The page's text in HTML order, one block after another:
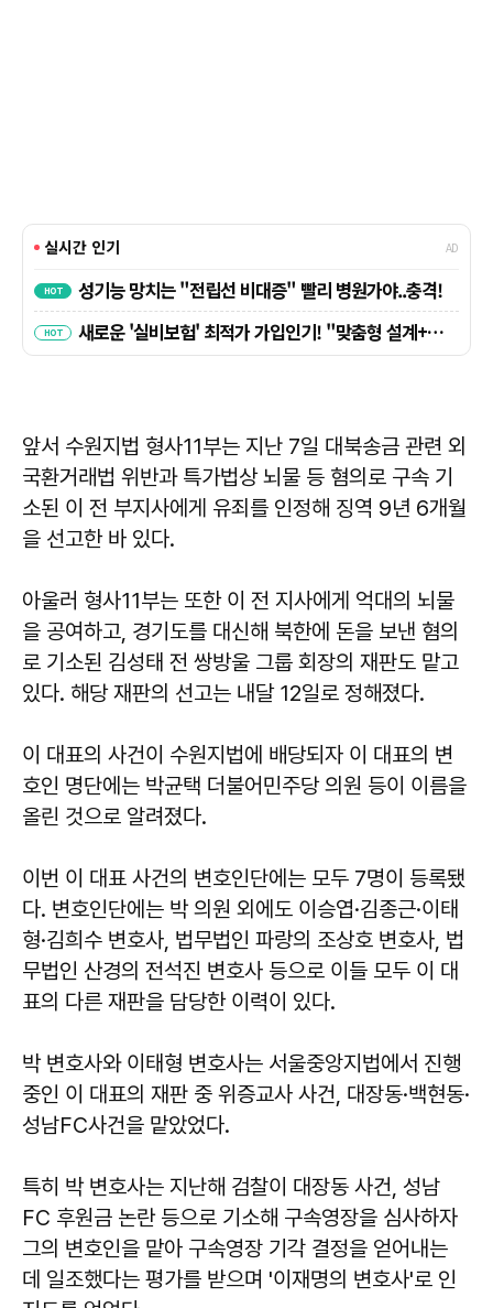
앞서 수원지법 형사11부는 지난 7일 대북송금 관련 외
국환거래법 위반과 특가법상 뇌물 등 혐의로 구속 기
소된 이 전 부지사에게 유죄를 인정해 징역 9년 6개월
을 선고한 바 있다.
아울러 형사11부는 또한 이 전 지사에게 억대의 뇌물
을 공여하고, 경기도를 대신해 북한에 돈을 보낸 혐의
로 기소된 김성태 전 쌍방울 그룹 회장의 재판도 맡고
있다. 해당 재판의 선고는 내달 12일로 정해졌다.
이 대표의 사건이 수원지법에 배당되자 이 대표의 변
호인 명단에는 박균택 더불어민주당 의원 등이 이름을
올린 것으로 알려졌다.
이번 이 대표 사건의 변호인단에는 모두 7명이 등록됐
다. 변호인단에는 박 의원 외에도 이승엽·김종근·이태
형·김희수 변호사, 법무법인 파랑의 조상호 변호사, 법
무법인 산경의 전석진 변호사 등으로 이들 모두 이 대
표의 다른 재판을 담당한 이력이 있다.
박 변호사와 이태형 변호사는 서울중앙지법에서 진행
중인 이 대표의 재판 중 위증교사 사건, 대장동·백현동·
성남FC사건을 맡았었다.
특히 박 변호사는 지난해 검찰이 대장동 사건, 성남
FC 후원금 논란 등으로 기소해 구속영장을 심사하자
그의 변호인을 맡아 구속영장 기각 결정을 얻어내는
데 일조했다는 평가를 받으며 '이재명의 변호사'로 인